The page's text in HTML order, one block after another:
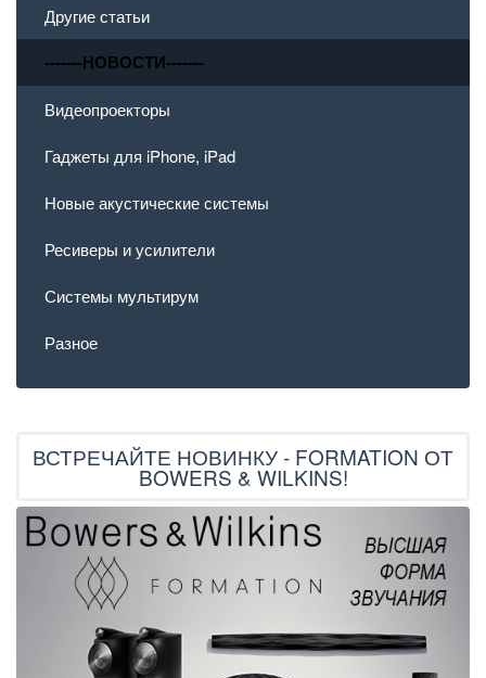
Другие статьи
-------НОВОСТИ-------
Видеопроекторы
Гаджеты для iPhone, iPad
Новые акустические системы
Ресиверы и усилители
Системы мультирум
Разное
ВСТРЕЧАЙТЕ НОВИНКУ - FORMATION ОТ
BOWERS & WILKINS!